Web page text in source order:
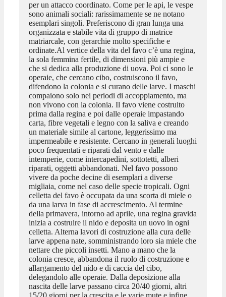
per un attacco coordinato. Come per le api, le vespe
sono animali sociali: rarissimamente se ne notano
esemplari singoli. Preferiscono di gran lunga una
organizzata e stabile vita di gruppo di matrice
matriarcale, con gerarchie molto specifiche e
ordinate.Al vertice della vita del favo c’è una regina,
la sola femmina fertile, di dimensioni più ampie e
che si dedica alla produzione di uova. Poi ci sono le
operaie, che cercano cibo, costruiscono il favo,
difendono la colonia e si curano delle larve. I maschi
compaiono solo nei periodi di accoppiamento, ma
non vivono con la colonia. Il favo viene costruito
prima dalla regina e poi dalle operaie impastando
carta, fibre vegetali e legno con la saliva e creando
un materiale simile al cartone, leggerissimo ma
impermeabile e resistente. Cercano in generali luoghi
poco frequentati e riparati dal vento e dalle
intemperie, come intercapedini, sottotetti, alberi
riparati, oggetti abbandonati. Nel favo possono
vivere da poche decine di esemplari a diverse
migliaia, come nel caso delle specie tropicali. Ogni
celletta del favo è occupata da una scorta di miele o
da una larva in fase di accrescimento. Al termine
della primavera, intorno ad aprile, una regina gravida
inizia a costruire il nido e deposita un uovo in ogni
celletta. Alterna lavori di costruzione alla cura delle
larve appena nate, somministrando loro sia miele che
nettare che piccoli insetti. Mano a mano che la
colonia cresce, abbandona il ruolo di costruzione e
allargamento del nido e di caccia del cibo,
delegandolo alle operaie. Dalla deposizione alla
nascita delle larve passano circa 20/40 giorni, altri
15/20 giorni per la crescita e le varie mute e infine,